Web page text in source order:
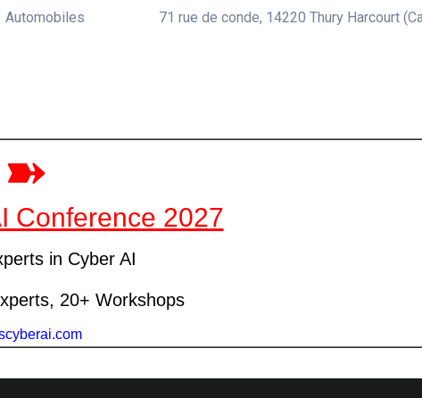
Automobiles 71 rue de conde, 14220 Thury Harcourt